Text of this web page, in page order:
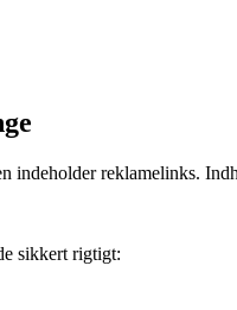
indeholder reklamelinks.
sikkert rigtigt: